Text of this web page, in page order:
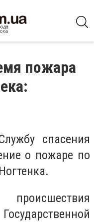
пожара
спасения
о пожаре по